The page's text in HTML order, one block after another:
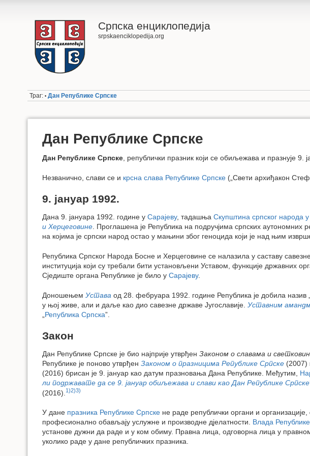
Српска енциклопедија
srpskaenciklopedija.org
Траг: • Дан Републике Српске
Дан Републике Српске
Дан Републике Српске, републички празник који се обиљежава и празнује 9.
Незванично, слави се и крсна слава Републике Српске („Свети архиђакон
9. јануар 1992.
Дана 9. јануара 1992. године у Сарајеву, тадашња Скупштина српског народа
и Херцеговине. Проглашена је Република на подручјима српских аутономних
на којима је српски народ остао у мањини због геноцида који је над њим
Република Српског Народа Босне и Херцеговине се налазила у саставу
институција који су требали бити установљени Уставом, функције државних
Сједиште органа Републике је било у Сарајеву.
Доношењем Устава од 28. фебруара 1992. године Република је добила назив
у њој живе, али и даље као дио савезне државе Југославије. Уставним
Република Српска”.
Закон
Дан Републике Српске је био најприје утврђен Законом о славама и
Републике је поново утврђен Законом о празницима Републике Српске (2007)
(2016) брисан је 9. јануар као датум празновања Дана Републике. Међутим,
ли подржавате да се 9. јануар обиљежава и слави као Дан Републике Српске
(2016). 1)2)3)
У дане празника Републике Српске не раде републички органи и
професионално обављају услужне и производне дјелатности. Влада
установе дужни да раде и у ком обиму. Правна лица, одговорна лица у
уколико раде у дане републичких празника.